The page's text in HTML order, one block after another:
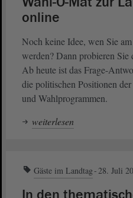
online
Noch keine Idee, wen Sie
werden? Dann probieren
Ab heute ist das Frage-
die politischen Positionen
und Wahlprogrammen.
weiterlesen
Gäste im Landtag 28. Juli